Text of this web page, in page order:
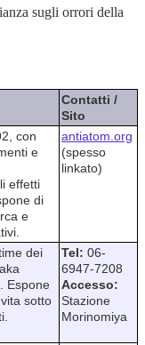
sugli orrori della
Contatti /
Sito
con
e
effetti
di
e
antiatom.org
(spesso
linkato)
dei
Espone
sotto
Tel: 06-
6947-7208
Accesso:
Stazione
Morinomiya